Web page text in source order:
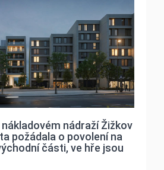
nádraží Žižkov
požádala o povolení na
části, ve hře jsou